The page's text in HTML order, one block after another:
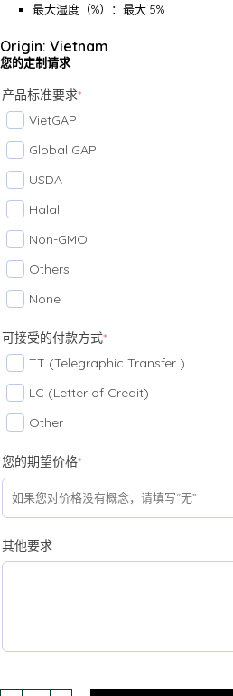
最大湿度（%）：最大 5%
Origin: Vietnam
您的定制请求
产品标准要求*
VietGAP
Global GAP
USDA
Halal
Non-GMO
Others
None
可接受的付款方式*
TT (Telegraphic Transfer )
LC (Letter of Credit)
Other
您的期望价格*
其他要求